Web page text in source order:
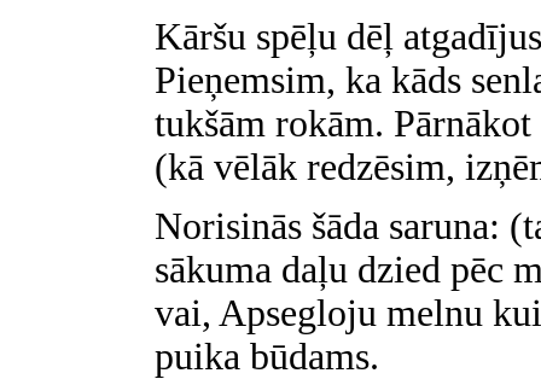
Kāršu spēļu dēļ
Pieņemsim, ka kāds
tukšām rokām.
(kā vēlāk redzēsim,
Norisinās šāda saruna:
sākuma daļu dzied pēc
vai, Apsegloju melnu
puika būdams.